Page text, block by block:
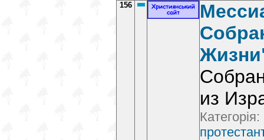
156
из
Категорія: